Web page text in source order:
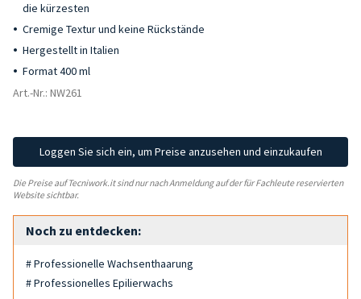
die kürzesten
Cremige Textur und keine Rückstände
Hergestellt in Italien
Format 400 ml
Art.-Nr.: NW261
Loggen Sie sich ein, um Preise anzusehen und einzukaufen
Die Preise auf Tecniwork.it sind nur nach Anmeldung auf der für Fachleute reservierten
Website sichtbar.
Noch zu entdecken:
# Professionelle Wachsenthaarung
# Professionelles Epilierwachs